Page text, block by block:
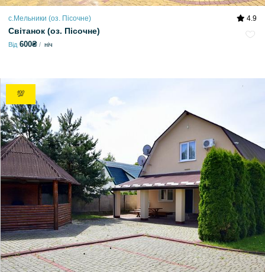
с.Мельники (оз. Пісочне) 4.9
Світанок (оз. Пісочне)
Від 600₴ ніч
💯